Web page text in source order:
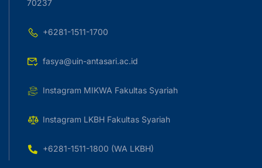
70237
+6281-1511-1700
fasya@uin-antasari.ac.id
Instagram MIKWA Fakultas Syariah
Instagram LKBH Fakultas Syariah
+6281-1511-1800 (WA LKBH)